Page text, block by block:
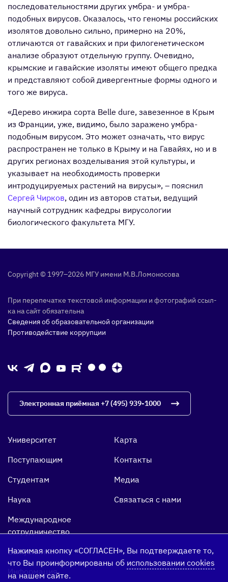
последовательностями других умбра- и умбра-
подобных вирусов. Оказалось, что геномы российских
изолятов довольно сильно, примерно на 20%,
отличаются от гавайских и при филогенетическом
анализе образуют отдельную группу. Очевидно,
крымские и гавайские изоляты имеют общего предка
и представляют собой дивергентные формы одного и
того же вируса.
«Дерево инжира сорта Belle dure, завезенное в Крым
из Франции, уже, видимо, было заражено умбра-
подобным вирусом. Это может означать, что вирус
распространен не только в Крыму и на Гавайях, но и в
других регионах возделывания этой культуры, и
указывает на необходимость проверки
интродуцируемых растений на вирусы», – пояснил
Сергей Чирков, один из авторов статьи, ведущий
научный сотрудник кафедры вирусологии
биологического факультета МГУ.
Copyright © 1997–2026 МГУ име­ни М.В.Ло­моно­сова
При пе­репе­чат­ке тек­сто­вой ин­форма­ции и фо­тог­ра­фий ссыл­
ка на сайт обя­затель­на
Сведения об образовательной организации
Противодействие коррупции
Электронная приёмная +7 (495) 939-1000
Университет
Поступающим
Студентам
Наука
Международное
сотрудничество
Выпускники
Информация
Карта
Контакты
Медиа
Связаться с нами
Нажимая кнопку «СОГЛАСЕН», Вы подтверждаете то,
что Вы проинформированы об использовании cookies
на нашем сайте.